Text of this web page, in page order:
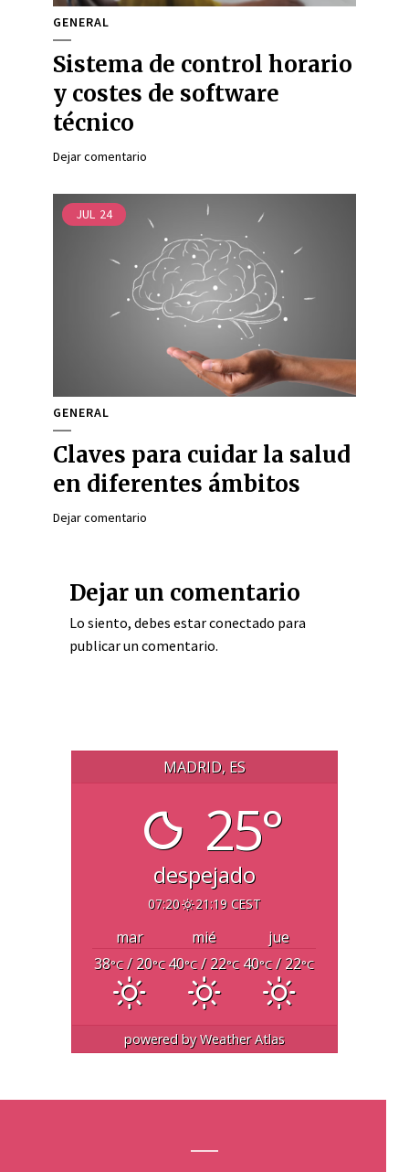
GENERAL
Sistema de control horario
y costes de software
técnico
Dejar comentario
JUL 24
GENERAL
Claves para cuidar la salud
en diferentes ámbitos
Dejar comentario
Dejar un comentario
Lo siento, debes estarconectado para
publicar un comentario.
MADRID, ES
25°
despejado
07:20 21:19 CEST
mar mié
jue
38°C/ 20°C 40°C/ 22°C 40°C/ 22°C
powered byWeather Atlas